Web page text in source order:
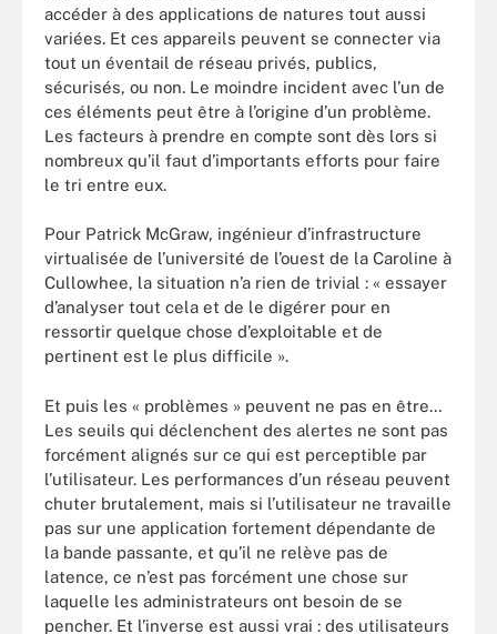
accéder à des applications de natures tout aussi
variées. Et ces appareils peuvent se connecter via
tout un éventail de réseau privés, publics,
sécurisés, ou non. Le moindre incident avec l’un de
ces éléments peut être à l’origine d’un problème.
Les facteurs à prendre en compte sont dès lors si
nombreux qu’il faut d’importants efforts pour faire
le tri entre eux.
Pour Patrick McGraw, ingénieur d’infrastructure
virtualisée de l’université de l’ouest de la Caroline à
Cullowhee, la situation n’a rien de trivial : « essayer
d’analyser tout cela et de le digérer pour en
ressortir quelque chose d’exploitable et de
pertinent est le plus difficile ».
Et puis les « problèmes » peuvent ne pas en être…
Les seuils qui déclenchent des alertes ne sont pas
forcément alignés sur ce qui est perceptible par
l’utilisateur. Les performances d’un réseau peuvent
chuter brutalement, mais si l’utilisateur ne travaille
pas sur une application fortement dépendante de
la bande passante, et qu’il ne relève pas de
latence, ce n’est pas forcément une chose sur
laquelle les administrateurs ont besoin de se
pencher. Et l’inverse est aussi vrai : des utilisateurs